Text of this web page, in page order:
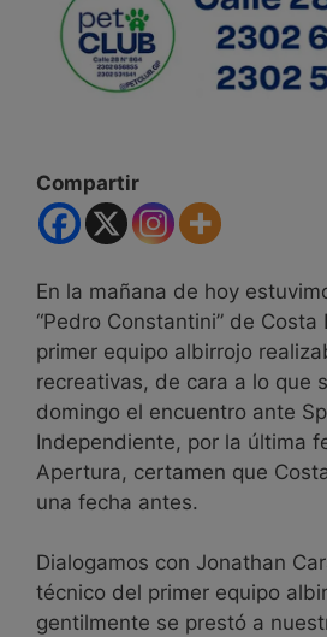
Compartir
En la mañana de hoy
“Pedro Constantini” de
primer equipo albirrojo
recreativas, de cara a lo que
domingo el encuentro ante
Independiente, por la última
Apertura, certamen que
una fecha antes.
Dialogamos con Jonathan
técnico del primer equipo
gentilmente se prestó a